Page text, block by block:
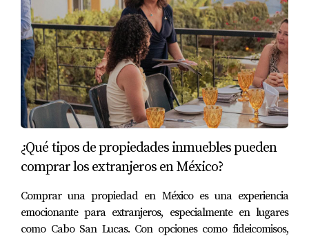
de la propiedad para el presupuesto de
mantenimiento anual.
Conclusión
Mantener tu propiedad en óptimas condiciones es
fundamental para preservar su valor y garantizar una
vida cómoda. Siguiendo estos consejos y realizando un
mayores y asegurar que tu hogar permanezca en
excelente estado. Para maximizar el valor y
mantenimiento de tu propiedad, confía en Yolanda
Ramos y su equipo, los mejores agentes inmobiliarios en
Los Cabos. Con su amplio conocimiento y experiencia, te
¿Qué tipos de propiedades inmuebles pueden
comprar los extranjeros en México?
Comprar una propiedad en México es una experiencia
emocionante para extranjeros, especialmente en lugares
como Cabo San Lucas. Con opciones como fideicomisos,